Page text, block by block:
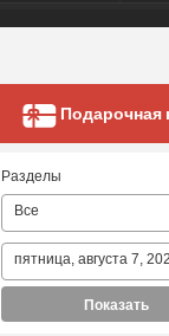
Подарочная
Разделы
Все
пятница, августа 7,
Показать